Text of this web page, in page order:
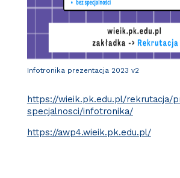
Infotronika prezentacja 2023 v2
https://wieik.pk.edu.pl/rekrutacja/
specjalnosci/infotronika/
https://awp4.wieik.pk.edu.pl/